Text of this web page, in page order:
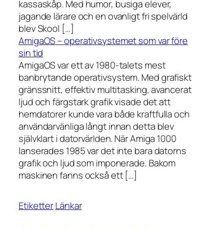
kassaskåp. Med humor, busiga elever,
jagande lärare och en ovanligt fri spelvärld
blev Skool […]
AmigaOS – operativsystemet som var före
sin tid
AmigaOS var ett av 1980-talets mest
banbrytande operativsystem. Med grafiskt
gränssnitt, effektiv multitasking, avancerat
ljud och färgstark grafik visade det att
hemdatorer kunde vara både kraftfulla och
användarvänliga långt innan detta blev
självklart i datorvärlden. När Amiga 1000
lanserades 1985 var det inte bara datorns
grafik och ljud som imponerade. Bakom
maskinen fanns också ett […]
EtiketterLänkar